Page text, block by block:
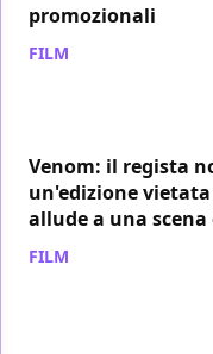
promozionali
FILM
Venom: il regista
un'edizione
allude a una
FILM